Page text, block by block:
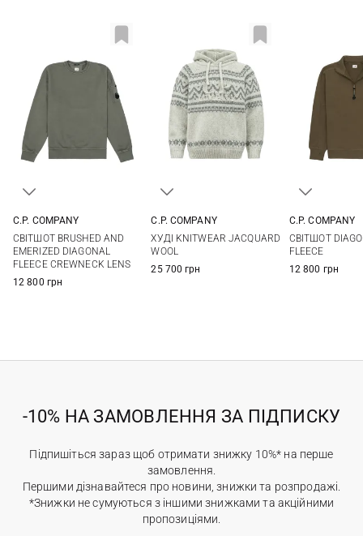
3XL
C.P. COMPANY
СВІТШОТ BRUSHED AND
EMERIZED DIAGONAL
FLEECE CREWNECK LENS
12 800 грн
C.P. COMPANY
ХУДІ KNITWEAR JACQUARD
WOOL
25 700 грн
C.P. COMPANY
СВІТШОТ
FLEECE
12 800 грн
-10% НА ЗАМОВЛЕННЯ ЗА ПІДПИСКУ
Підпишіться зараз щоб отримати знижку 10%* на перше
замовлення.
Першими дізнавайтеся про новини, знижки та розпродажі.
*Знижки не сумуються з іншими знижками та акційними
пропозиціями.